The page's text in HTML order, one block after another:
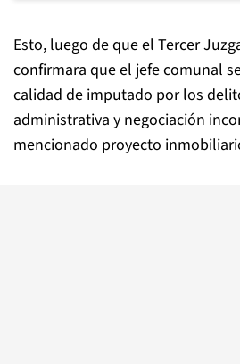
Esto, luego de que el Tercer
confirmara que el jefe comunal
calidad de imputado por los
administrativa y negociación
mencionado proyecto